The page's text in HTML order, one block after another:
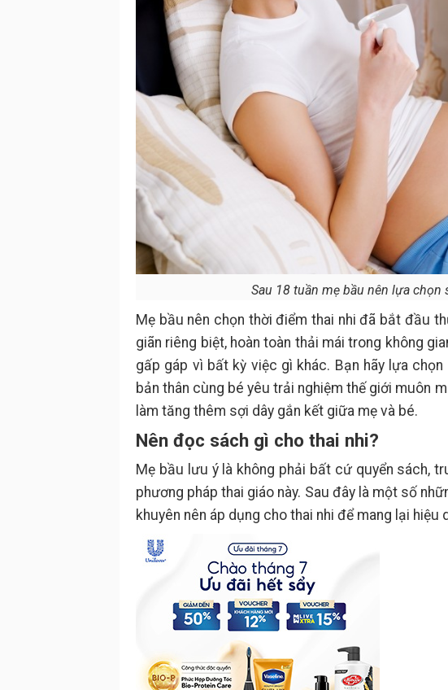
Sau 18 tuần mẹ bầu nên lựa chọn
Mẹ bầu nên chọn thời điểm thai nhi đã bắt đầu
giãn riêng biệt, hoàn toàn thải mái trong không
gấp gáp vì bất kỳ việc gì khác. Bạn hãy lựa
bản thân cùng bé yêu trải nghiệm thế giới muôn
làm tăng thêm sợi dây gắn kết giữa mẹ và bé.
Nên đọc sách gì cho thai nhi?
Mẹ bầu lưu ý là không phải bất cứ quyển sách,
phương pháp thai giáo này. Sau đây là một số
khuyên nên áp dụng cho thai nhi để mang lại hiệu